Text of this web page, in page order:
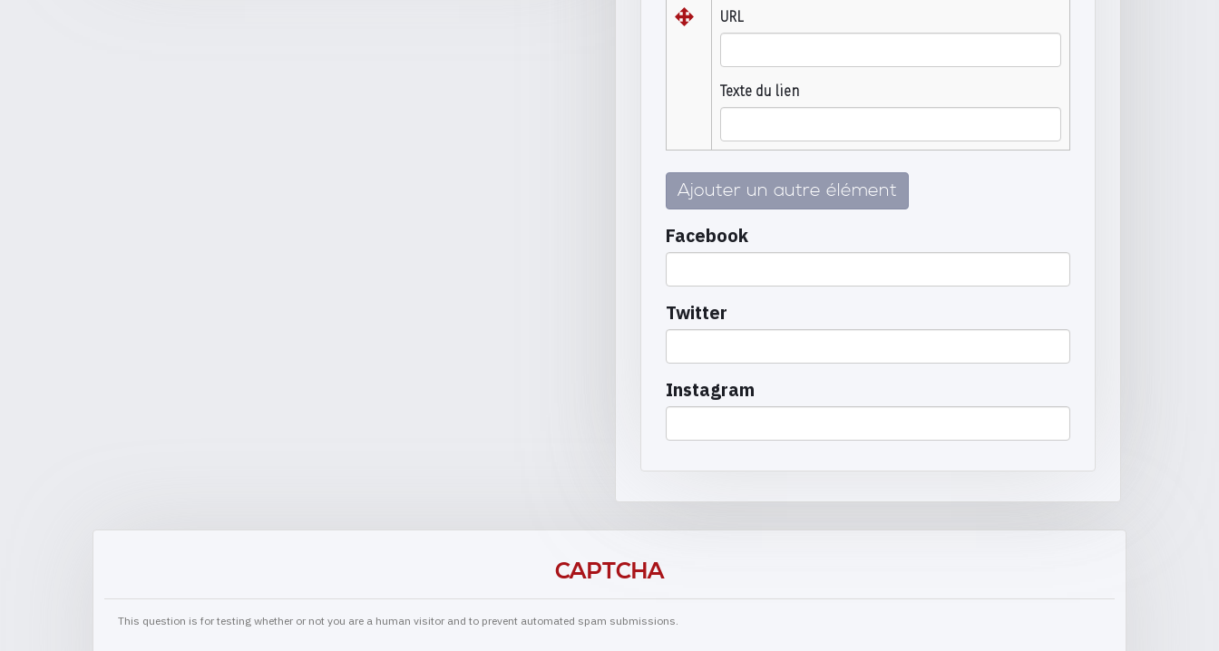
URL
Texte du lien
Ajouter un autre élément
Facebook
Twitter
Instagram
CAPTCHA
This question is for testing whether or not you are a human visitor and to prevent automated spam submissions.